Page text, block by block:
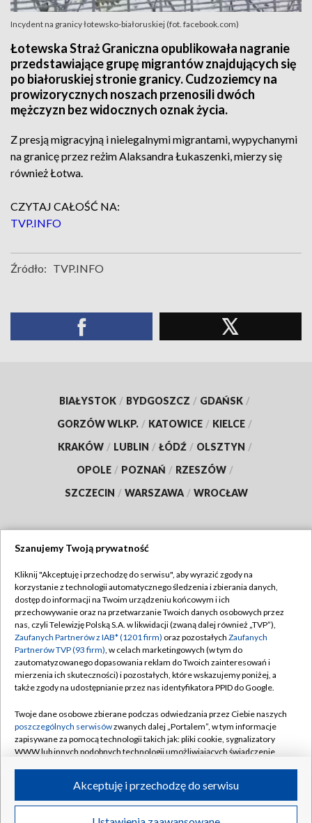
Incydent na granicy łotewsko-białoruskiej (fot. facebook.com)
Łotewska Straż Graniczna opublikowała nagranie
przedstawiające grupę migrantów znajdujących się
po białoruskiej stronie granicy. Cudzoziemcy na
prowizorycznych noszach przenosili dwóch
mężczyzn bez widocznych oznak życia.
Z presją migracyjną i nielegalnymi migrantami, wypychanymi
na granicę przez reżim Alaksandra Łukaszenki, mierzy się
również Łotwa.
CZYTAJ CAŁOŚĆ NA:
TVP.INFO
Źródło: TVP.INFO
BIAŁYSTOK / BYDGOSZCZ / GDAŃSK /
GORZÓW WLKP. / KATOWICE / KIELCE /
KRAKÓW / LUBLIN / ŁÓDŹ / OLSZTYN /
OPOLE / POZNAŃ / RZESZÓW /
SZCZECIN / WARSZAWA / WROCŁAW
TVP
Abonament TVP
Emisja w TVP
Centrum informacji TVP
Naziemna Telewizja Cyfrowa
Rada Programowa
System NOS
Informacje o nadawcy
Program dla prasy
Regulamin TVP
Polityka prywatności
Moje zgody
Pomoc
Kontakt
Kanały
©2026 Telewizja Polska S.A. w likwidacji
Szanujemy Twoją prywatność
Kliknij "Akceptuję i przechodzę do serwisu", aby wyrazić zgody na
korzystanie z technologii automatycznego śledzenia i zbierania danych,
dostęp do informacji na Twoim urządzeniu końcowym i ich
przechowywanie oraz na przetwarzanie Twoich danych osobowych przez
nas, czyli Telewizję Polską S.A. w likwidacji (zwaną dalej również „TVP”),
Zaufanych Partnerów z IAB* (1201 firm) oraz pozostałych Zaufanych
Partnerów TVP (93 firm), w celach marketingowych (w tym do
zautomatyzowanego dopasowania reklam do Twoich zainteresowań i
mierzenia ich skuteczności) i pozostałych, które wskazujemy poniżej, a
także zgody na udostępnianie przez nas identyfikatora PPID do Google.
Twoje dane osobowe zbierane podczas odwiedzania przez Ciebie naszych
poszczególnych serwisówzwanych dalej „Portalem”, w tym informacje
zapisywane za pomocą technologii takich jak: pliki cookie, sygnalizatory
WWW lub innych podobnych technologii umożliwiających świadczenie
ruchu w Internecie.
Twoje dane osobowe zbierane podczas odwiedzania przez Ciebie
Akceptuję i przechodzę do serwisu